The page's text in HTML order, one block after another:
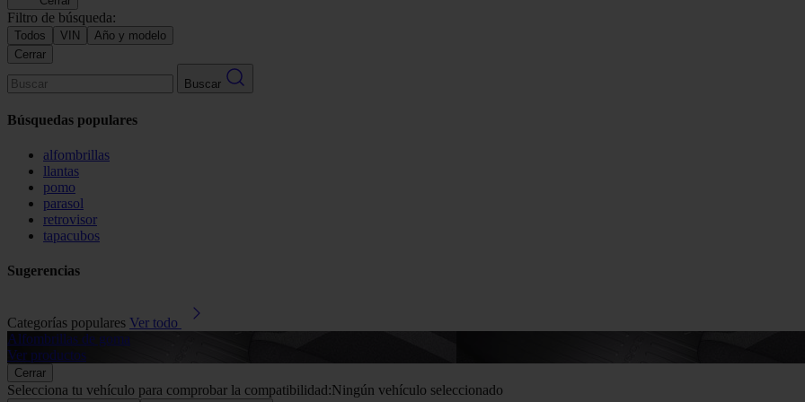
Filtro de búsqueda:
Todos VIN
Año y modelo
Cerrar
Buscar
Búsquedas populares
alfombrillas
llantas
pomo
parasol
retrovisor
tapacubos
Sugerencias
Categorías populares Ver todo
Alfombrillas de goma
Ver productos
Cerrar
Selecciona tu vehículo para comprobar la compatibilidad:Ningún vehículo seleccionado